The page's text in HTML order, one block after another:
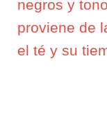
negros y
proviene de
el té y su